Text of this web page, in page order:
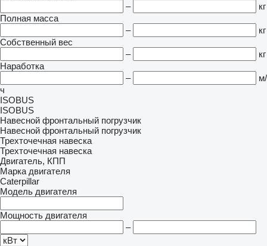
–
кг
Полная масса
–
кг
Собственный вес
–
кг
Наработка
–
м/
ч
ISOBUS
ISOBUS
Навесной фронтальный погрузчик
Навесной фронтальный погрузчик
Трехточечная навеска
Трехточечная навеска
Двигатель, КПП
Марка двигателя
Caterpillar
Модель двигателя
Мощность двигателя
–